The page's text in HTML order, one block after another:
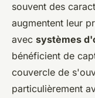
souvent des
augmentent leur
avec systèmes
bénéficient de
couvercle de
particulièrement